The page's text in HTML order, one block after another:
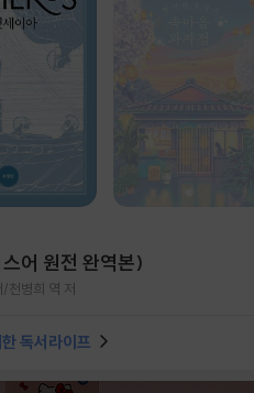
어 원전 완역본)
천병희 역 저
독서라이프